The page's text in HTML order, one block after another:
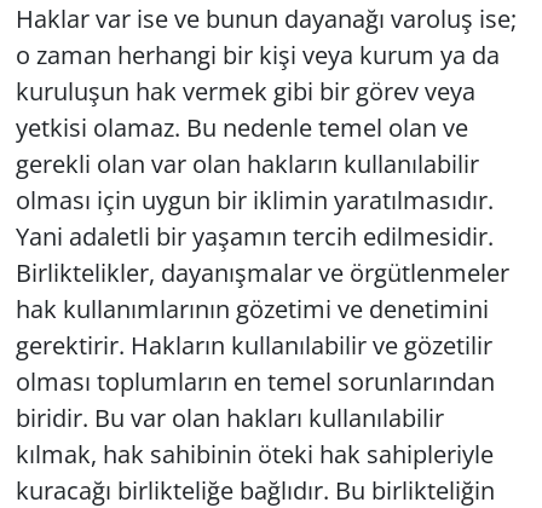
Haklar var ise ve bunun dayanağı varoluş ise;
o zaman herhangi bir kişi veya kurum ya da
kuruluşun hak vermek gibi bir görev veya
yetkisi olamaz. Bu nedenle temel olan ve
gerekli olan var olan hakların kullanılabilir
olması için uygun bir iklimin yaratılmasıdır.
Yani adaletli bir yaşamın tercih edilmesidir.
Birliktelikler, dayanışmalar ve örgütlenmeler
hak kullanımlarının gözetimi ve denetimini
gerektirir. Hakların kullanılabilir ve gözetilir
olması toplumların en temel sorunlarından
biridir. Bu var olan hakları kullanılabilir
kılmak, hak sahibinin öteki hak sahipleriyle
kuracağı birlikteliğe bağlıdır. Bu birlikteliğin